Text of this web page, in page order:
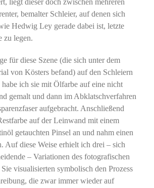
liegt dieser doch zwischen mehreren
bemalter Schleier, auf denen sich
Hedwig Ley gerade dabei ist, letzte
zu legen.
für diese Szene (die sich unter dem
von Kösters befand) auf den Schleiern
ich sie mit Ölfarbe auf eine nicht
gemalt und dann im Abklatschverfahren
aufgebracht. Anschließend
auf der Leinwand mit einem
getauchten Pinsel an und nahm einen
Auf diese Weise erhielt ich drei – sich
– Variationen des fotografischen
visualisierten symbolisch den Prozess
die zwar immer wieder auf